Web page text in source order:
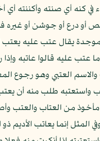
في كنه أي صنته وأكننته أي
أو درع أو جوشن أو غيره
يقال عتب عليه يعتب
عتب عليه قالوا عاتبه
العتبي وهو رجوع
واستعتبه طلب منه أن
من العتاب والعتب
المثل إنما يعاتب الأديم